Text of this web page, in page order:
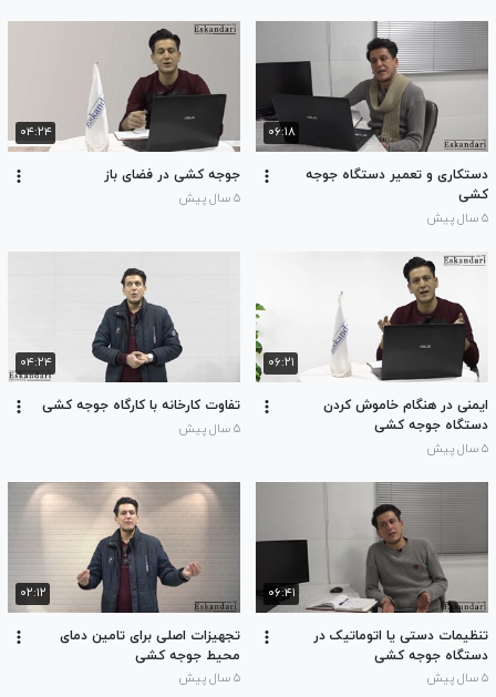
۰۶:۱۸
دستکاری و تعمیر دستگاه جوجه
کشی
۵ سال پیش
۰۴:۲۴
جوجه کشی در فضای باز
۵ سال پیش
۰۶:۲۱
ایمنی در هنگام خاموش کردن
دستگاه جوجه کشی
۵ سال پیش
۰۴:۲۴
تفاوت کارخانه با کارگاه جوجه کشی
۵ سال پیش
۰۶:۴۱
تنظیمات دستی یا اتوماتیک در
دستگاه جوجه کشی
۵ سال پیش
۰۲:۱۲
تجهیزات اصلی برای تامین دمای
محیط جوجه کشی
۵ سال پیش